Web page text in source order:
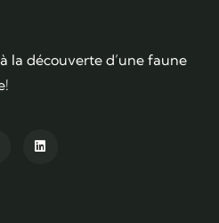
la découverte d’une faune